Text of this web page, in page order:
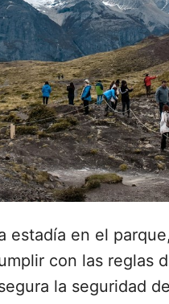
estadía en el
con las reglas
la seguridad